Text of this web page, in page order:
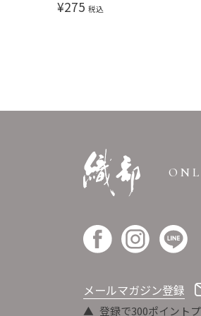
¥275 税込
メールマガジン登録
登録で300ポイント